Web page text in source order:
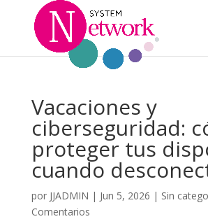
Vacaciones y
ciberseguridad:
proteger tus
cuando
por JJADMIN | Jun 5, 2026 | Sin
Comentarios